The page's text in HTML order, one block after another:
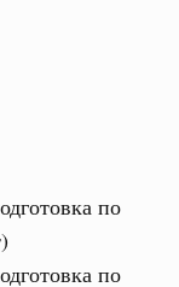
по
по